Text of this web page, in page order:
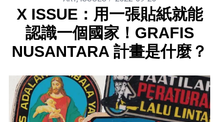
X ISSUE：用一張貼紙就能
認識一個國家！GRAFIS
NUSANTARA 計畫是什麼？